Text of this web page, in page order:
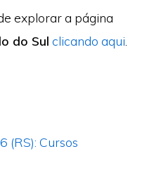
explorar a página
do Sul clicando aqui
(RS): Cursos